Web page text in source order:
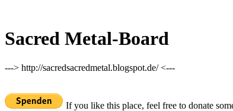
Sacred Metal-Board
---> http://sacredsacredmetal.blogspot.de/ <---
If you like this place, feel free to donate